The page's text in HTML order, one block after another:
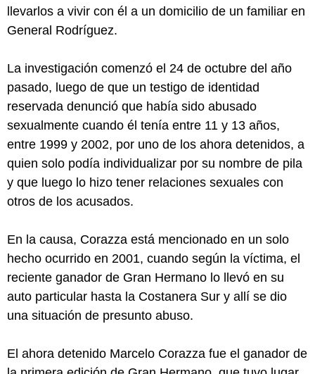
llevarlos a vivir con él a un domicilio de un familiar en
General Rodríguez.
La investigación comenzó el 24 de octubre del año
pasado, luego de que un testigo de identidad
reservada denunció que había sido abusado
sexualmente cuando él tenía entre 11 y 13 años,
entre 1999 y 2002, por uno de los ahora detenidos, a
quien solo podía individualizar por su nombre de pila
y que luego lo hizo tener relaciones sexuales con
otros de los acusados.
En la causa, Corazza está mencionado en un solo
hecho ocurrido en 2001, cuando según la víctima, el
reciente ganador de Gran Hermano lo llevó en su
auto particular hasta la Costanera Sur y allí se dio
una situación de presunto abuso.
El ahora detenido Marcelo Corazza fue el ganador de